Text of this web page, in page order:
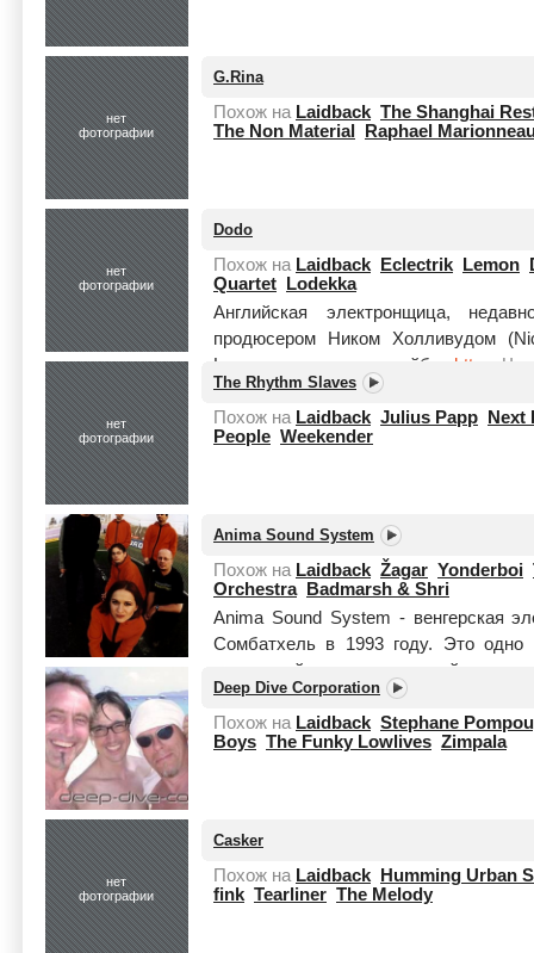
нет
фотографии
G.Rina
Похож на Laidback The Shanghai
The Non Material
Raphael
нет
фотографии
Dodo
Похож на Laidback Eclectrik Lemon
Quartet
Lodekka
Английская электронщица,
продюсером Ником Холливудом
Lemon - владельцем лейбла http...
нет
фотографии
The Rhythm Slaves
Похож на Laidback Julius Papp
Next
People Weekender
Anima Sound System
Похож на Laidback Žagar Yonderboi
Orchestra
Badmarsh & Shri
Anima Sound System - венгерская
Сомбатхель в 1993 году. Это
венгерской электронной
восточноевропейской...
Deep Dive Corporation
Похож на Laidback Stephane
Boys The Funky Lowlives Zimpala
нет
фотографии
Casker
Похож на Laidback
Humming Urban
fink Tearliner The Melody